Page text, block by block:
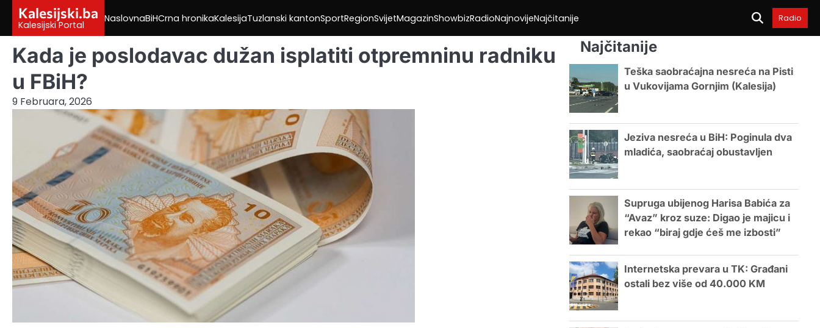
content
Kalesijski.ba
Kalesijski Portal
NaslovnaBiHCrna hronikaKalesijaTuzlanski kantonSportRegionSvijetMagazinShowbizRadioNajnovijeNajčitanije Radio
Kada je poslodavac dužan isplatiti otpremninu radniku
u FBiH?
9 Februara, 2026
Najčitanije
Teška saobraćajna nesreća na Pisti
u Vukovijama Gornjim (Kalesija)
Jeziva nesreća u BiH: Poginula dva
mladića, saobraćaj obustavljen
Supruga ubijenog Harisa Babića za
“Avaz” kroz suze: Digao je majicu i
rekao “biraj gdje ćeš me izbosti”
Internetska prevara u TK: Građani
ostali bez više od 40.000 KM